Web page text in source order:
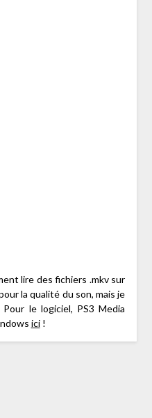
lire des fichiers .mkv sur
la qualité du son, mais je
le logiciel, PS3 Media
ici!